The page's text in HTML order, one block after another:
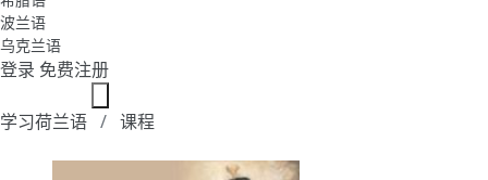
波兰语
乌克兰语
登录 免费注册
学习荷兰语 课程